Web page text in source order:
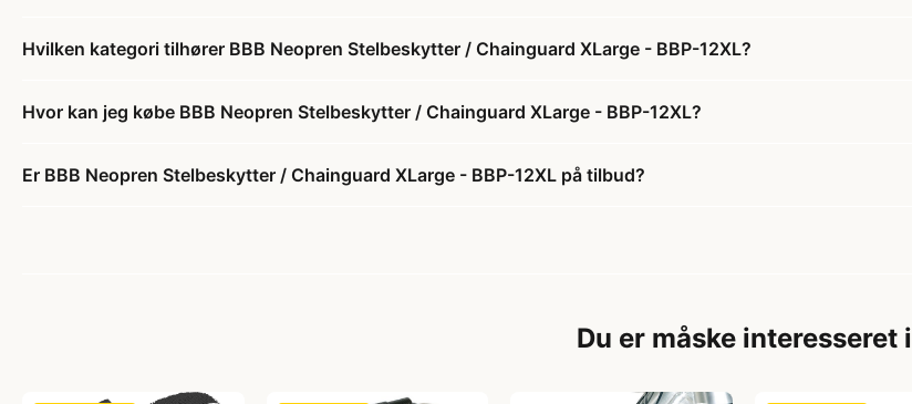
Hvilken kategori tilhører BBB Neopren Stelbeskytter / Chainguard XLarge - BBP-12XL?
Hvor kan jeg købe BBB Neopren Stelbeskytter / Chainguard XLarge - BBP-12XL?
Er BBB Neopren Stelbeskytter / Chainguard XLarge - BBP-12XL på tilbud?
Du er måske interesseret i